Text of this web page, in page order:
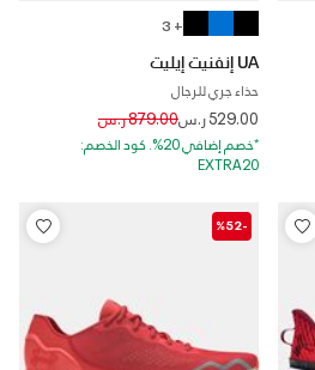
+ 3
UA إنفنيت إيليت
حذاء جري للرجال
529.00 ر.س Price reduced from
879.00 ر.س to
*خصم إضافي 20%. كود الخصم:
EXTRA20
-%52